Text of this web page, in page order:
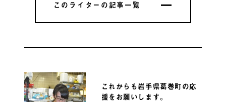
このライターの記事一覧
このライターの記事一覧
これからも岩手県葛巻町の応
援をお願いします。